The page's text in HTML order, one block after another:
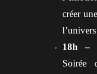
créer
18h –
Soirée